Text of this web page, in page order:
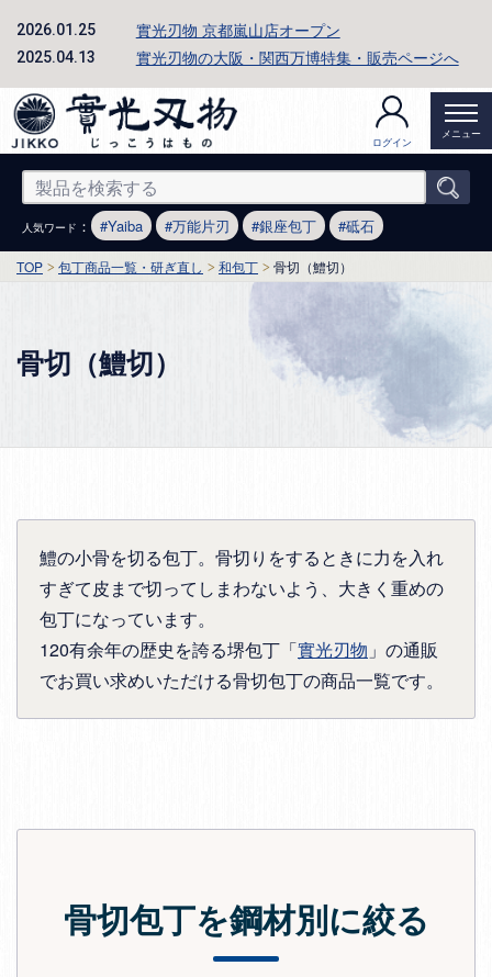
2026.01.25 實光刃物 京都嵐山店オープン
2025.04.13 實光刃物の大阪・関西万博特集・販売ページへ
ログイン
メニュー
人気ワード ： Yaiba 万能片刃 銀座包丁 砥石
TOP 包丁商品一覧・研ぎ直し 和包丁 骨切（鱧切）
骨切（鱧切）
鱧の小骨を切る包丁。骨切りをするときに力を入れ
すぎて皮まで切ってしまわないよう、大きく重めの
包丁になっています。
120有余年の歴史を誇る堺包丁「實光刃物 」の通販
でお買い求めいただける骨切包丁の商品一覧です。
骨切包丁を鋼材別に絞る